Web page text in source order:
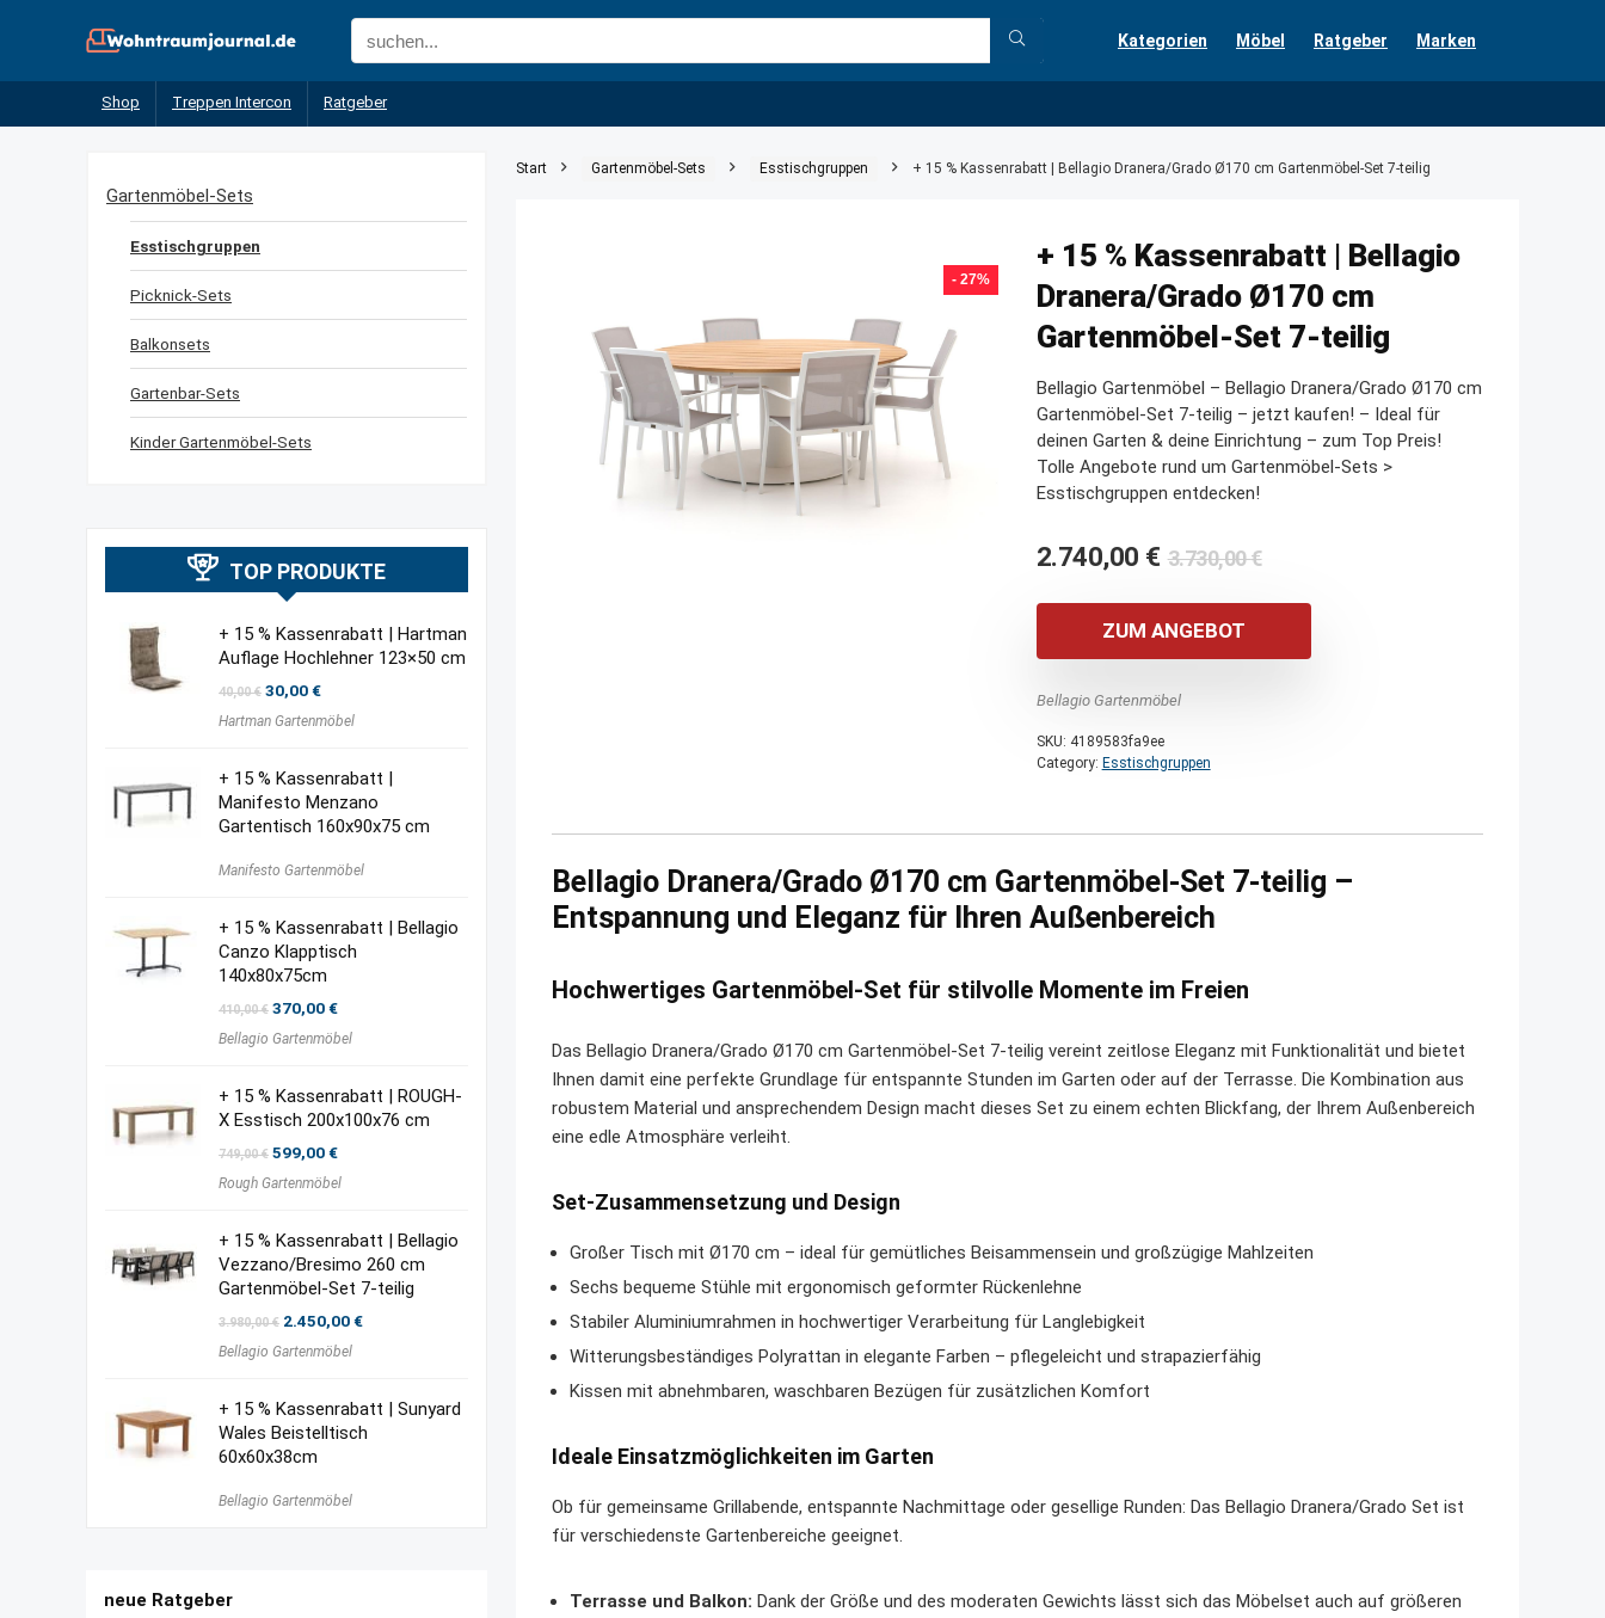
Kategorien Möbel Ratgeber Marken
Shop Treppen Intercon Ratgeber
Start Gartenmöbel-Sets Esstischgruppen + 15 % Kassenrabatt | Bellagio Dranera/Grado Ø170 cm Gartenmöbel-Set 7-teilig
- 27%
+ 15 % Kassenrabatt | Bellagio
Dranera/Grado Ø170 cm
Gartenmöbel-Set 7-teilig
Bellagio Gartenmöbel – Bellagio Dranera/Grado Ø170 cm
Gartenmöbel-Set 7-teilig – jetzt kaufen! – Ideal für
deinen Garten & deine Einrichtung – zum Top Preis!
Tolle Angebote rund um Gartenmöbel-Sets >
Esstischgruppen entdecken!
3.730,00€Ursprünglicher
war:
2.740,00 €
Aktueller
ist:
ZUM ANGEBOT
Bellagio Gartenmöbel
SKU: 4189583fa9ee
Category: Esstischgruppen
Bellagio Dranera/Grado Ø170 cm Gartenmöbel-Set 7-teilig –
Entspannung und Eleganz für Ihren Außenbereich
Hochwertiges Gartenmöbel-Set für stilvolle Momente im Freien
Das Bellagio Dranera/Grado Ø170 cm Gartenmöbel-Set 7-teilig vereint zeitlose Eleganz mit Funktionalität und bietet
Ihnen damit eine perfekte Grundlage für entspannte Stunden im Garten oder auf der Terrasse. Die Kombination aus
robustem Material und ansprechendem Design macht dieses Set zu einem echten Blickfang, der Ihrem Außenbereich
eine edle Atmosphäre verleiht.
Set-Zusammensetzung und Design
Großer Tisch mit Ø170 cm – ideal für gemütliches Beisammensein und großzügige Mahlzeiten
Sechs bequeme Stühle mit ergonomisch geformter Rückenlehne
Stabiler Aluminiumrahmen in hochwertiger Verarbeitung für Langlebigkeit
Witterungsbeständiges Polyrattan in elegante Farben – pflegeleicht und strapazierfähig
Kissen mit abnehmbaren, waschbaren Bezügen für zusätzlichen Komfort
Ideale Einsatzmöglichkeiten im Garten
Ob für gemeinsame Grillabende, entspannte Nachmittage oder gesellige Runden: Das Bellagio Dranera/Grado Set ist
für verschiedenste Gartenbereiche geeignet.
Terrasse und Balkon: Dank der Größe und des moderaten Gewichts lässt sich das Möbelset auch auf größeren
Gartenmöbel-Sets
Esstischgruppen
Picknick-Sets
Balkonsets
Gartenbar-Sets
Kinder Gartenmöbel-Sets
TOP PRODUKTE
+ 15 % Kassenrabatt | Hartman
Auflage Hochlehner 123×50 cm
40,00€ Ursprünglicher
war:
30,00€Aktueller
ist:
Hartman Gartenmöbel
+ 15 % Kassenrabatt |
Manifesto Menzano
Gartentisch 160x90x75 cm
Manifesto Gartenmöbel
+ 15 % Kassenrabatt | Bellagio
Canzo Klapptisch
140x80x75cm
410,00€ Ursprünglicher
war:
370,00€Aktueller
ist:
Bellagio Gartenmöbel
+ 15 % Kassenrabatt | ROUGH-
X Esstisch 200x100x76 cm
749,00€ Ursprünglicher
war:
599,00€Aktueller
ist:
Rough Gartenmöbel
+ 15 % Kassenrabatt | Bellagio
Vezzano/Bresimo 260 cm
Gartenmöbel-Set 7-teilig
3.980,00€ Ursprünglicher
war:
2.450,00€Aktueller
Bellagio Gartenmöbel
+ 15 % Kassenrabatt | Sunyard
Wales Beistelltisch
60x60x38cm
Bellagio Gartenmöbel
neue Ratgeber